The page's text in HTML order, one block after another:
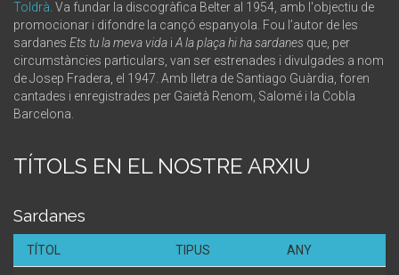
Toldrà . Va fundar la discogràfica Belter al 1954, amb l'objectiu de
promocionar i difondre la cançó espanyola. Fou l’autor de les
sardanes Ets tu la meva vida i A la plaça hi ha sardanes que, per
circumstàncies particulars, van ser estrenades i divulgades a nom
de Josep Fradera, el 1947. Amb lletra de Santiago Guàrdia, foren
cantades i enregistrades per Gaietà Renom, Salomé i la Cobla
Barcelona.
TÍTOLS EN EL NOSTRE ARXIU
Sardanes
TÍTOL TIPUS ANY